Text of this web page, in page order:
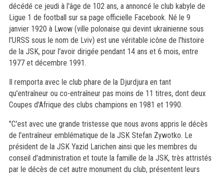
décédé ce jeudi à l'âge de 102 ans, a annoncé le club kabyle de
Ligue 1 de football sur sa page officielle Facebook. Né le 9
janvier 1920 à Lwow (ville polonaise qui devint ukrainienne sous
l'URSS sous le nom de Lviv) est une véritable icône de l'histoire
de la JSK, pour l'avoir dirigée pendant 14 ans et 6 mois, entre
1977 et décembre 1991.
Il remporta avec le club phare de la Djurdjura en tant
qu'entraîneur ou co-entraîneur pas moins de 11 titres, dont deux
Coupes d'Afrique des clubs champions en 1981 et 1990.
"C'est avec une grande tristesse que nous avons appris le décès
de l'entraîneur emblématique de la JSK Stefan Zywotko. Le
président de la JSK Yazid Larichen ainsi que les membres du
conseil d'administration et toute la famille de la JSK, très attristés
par le décès de cet autre monument du club, présentent leurs